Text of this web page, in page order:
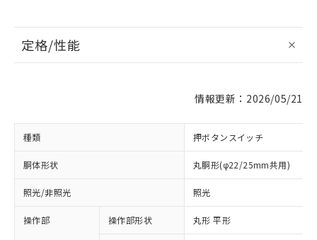
定格/性能
情報更新：2026/05/21
種類 押ボタンスイッチ
胴体形状 丸胴形(φ22/25mm共用)
照光/非照光 照光
操作部 操作部形状 丸形 平形